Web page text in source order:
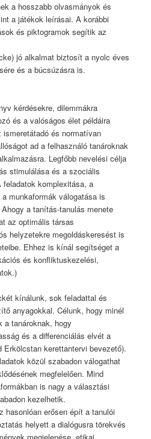
a hosszabb olvasmányok és
a játékok leírásai. A korábbi
és piktogramok segítik az
jó alkalmat biztosít a nyolc éves
és a búcsúzásra is.
kérdésekre, dilemmákra
és a valóságos élet példáira
és normatívan
ad a felhasználó tanároknak
Legfőbb nevelési célja
stimulálása és a szociális
komplexitása, a
munkaformák válogatása is
a tanítás-tanulás menete
az optimális társas
helyzetekre megoldáskeresést is
Ehhez is kínál segítséget a
és konfliktuskezelési,
kínálunk, sok feladattal és
anyagokkal. Célunk, hogy minél
a tanároknak, hogy
és a differenciálás elvét a
kerettantervi bevezető).
közül szabadon válogathat
megfelelően. Mind
is nagy a választási
kezelhetik.
hasonlóan erősen épít a tanulói
helyett a dialógusra törekvés